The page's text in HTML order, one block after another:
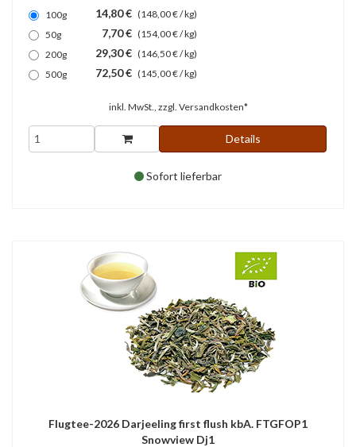
100g 14,80 € (148,00 € / kg)
50g
7,70 € (154,00 € / kg)
200g
29,30 € (146,50 € / kg)
500g
72,50 € (145,00 € / kg)
inkl. MwSt., zzgl. Versandkosten*
Details
Sofort lieferbar
Flugtee-2026 Darjeeling first flush kbA. FTGFOP1
Snowview Dj1